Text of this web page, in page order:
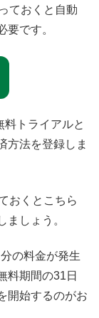
ておくと自動
要です。
トライアルと
方法を登録しま
おくとこちら
ましょう。
の料金が発生
料期間の31日
開始するのがお